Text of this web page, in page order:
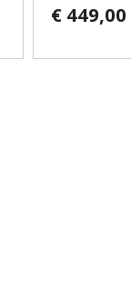
€ 449,00